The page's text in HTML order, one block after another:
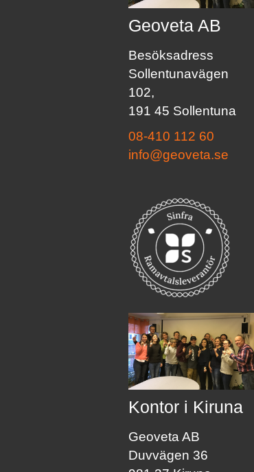
Geoveta AB
Besöksadress
Sollentunavägen
102,
191 45 Sollentuna
08-410 112 60
info@geoveta.se
Kontor i Kiruna
Geoveta AB
Duvvägen 36